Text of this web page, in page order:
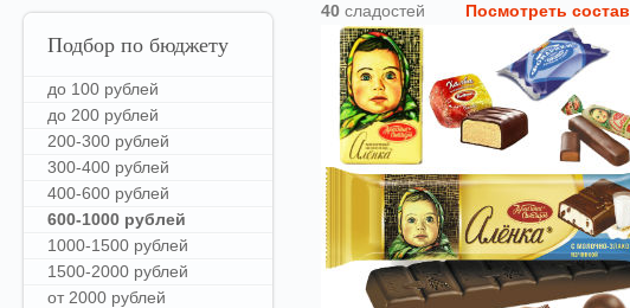
40 сладостей Посмотреть состав
Подбор по бюджету
до 100 рублей
до 200 рублей
200-300 рублей
300-400 рублей
400-600 рублей
600-1000 рублей
1000-1500 рублей
1500-2000 рублей
от 2000 рублей